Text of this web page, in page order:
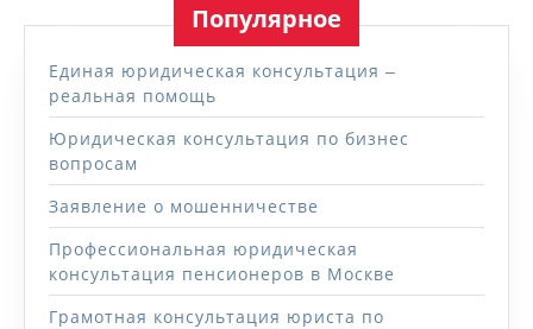
Популярное
Единая юридическая консультация ‒
реальная помощь
Юридическая консультация по бизнес
вопросам
Заявление о мошенничестве
Профессиональная юридическая
консультация пенсионеров в Москве
Грамотная консультация юриста по